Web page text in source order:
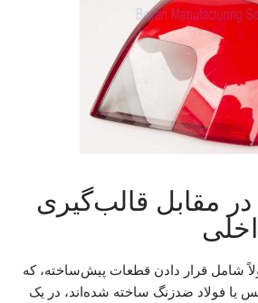
در مقابل قالب‌گیری
شامل قرار دادن قطعات پیش‌ساخته، که
یا فولاد ضدزنگ ساخته شده‌اند، در یک